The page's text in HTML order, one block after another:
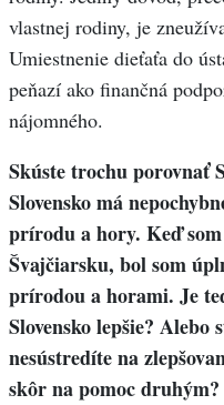
vlastnej rodiny, je
Umiestnenie dieťaťa do
peňazí ako finančná
nájomného.
Skúste trochu porovnať
Slovensko má
prírodu a hory. Keď
Švajčiarsku, bol som
prírodou a horami. Je
Slovensko lepšie?
nesústredíte na
skôr na pomoc druhým?